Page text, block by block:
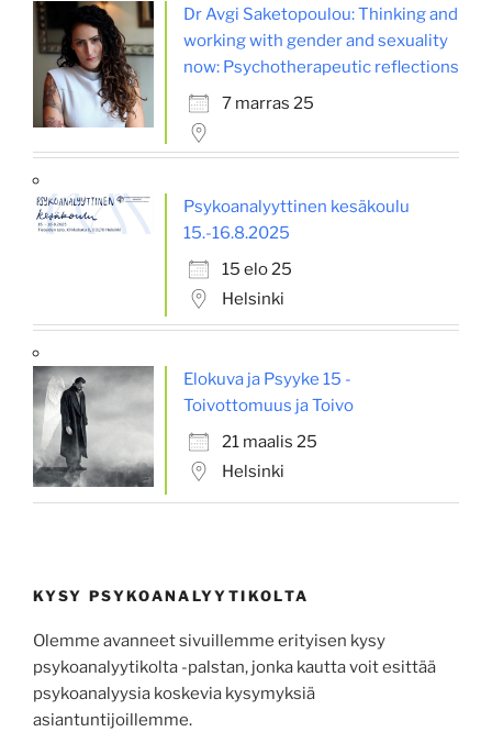
Dr Avgi Saketopoulou: Thinking and
working with gender and sexuality
now: Psychotherapeutic reflections
7 marras 25
Psykoanalyyttinen kesäkoulu
15.-16.8.2025
15 elo 25
Helsinki
Elokuva ja Psyyke 15 -
Toivottomuus ja Toivo
21 maalis 25
Helsinki
KYSY PSYKOANALYYTIKOLTA
Olemme avanneet sivuillemme erityisen kysy
psykoanalyytikolta -palstan, jonka kautta voit esittää
psykoa­na­lyysia koskevia kysy­myksiä
asiantuntijoillemme.